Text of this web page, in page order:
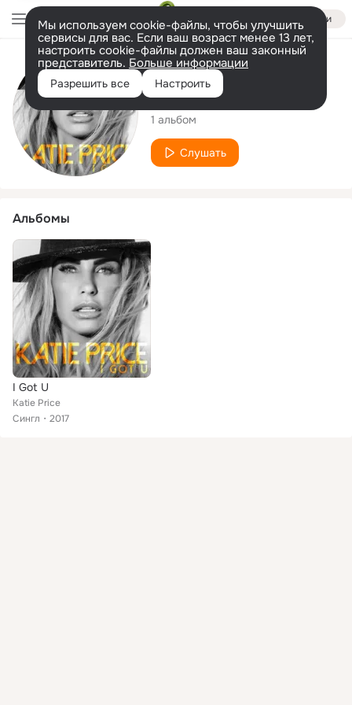
Войти
Мы используем cookie-файлы, чтобы улучшить
сервисы для вас. Если ваш возраст менее 13 лет,
настроить cookie-файлы должен ваш законный
представитель. Больше информации
Разрешить все Настроить
Исполнитель
Katie Price
1 альбом
Слушать
Альбомы
I Got U
Katie Price
Сингл
2017